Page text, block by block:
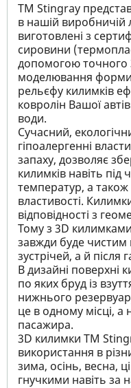
ТМ Stingray
в нашій виробничій
виготовлені з
сировини
допомогою точного
моделювання
рельєфу килимків
ковролін Вашої
води.
Сучасний,
гіпоалергенні
запаху, дозволяє
килимків навіть під
температур, а також
властивості.
відповідності з
Тому з 3D
завжди буде чистим
зустрічей, а й після
В дизайні поверхні
по яких бруд із
нижнього
це в одному місці, а
пасажира.
3D килимки TM
використання в
зима, осінь, весна,
гнучкими навіть за